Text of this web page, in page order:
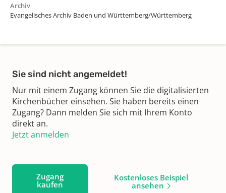
Archiv
Evangelisches Archiv Baden und Württemberg/Württemberg
Sie sind nicht angemeldet!
Nur mit einem Zugang können Sie die digitalisierten
Kirchenbücher einsehen. Sie haben bereits einen
Zugang? Dann melden Sie sich mit Ihrem Konto
direkt an.
Jetzt anmelden
Zugang
kaufen
Kostenloses Beispiel
ansehen